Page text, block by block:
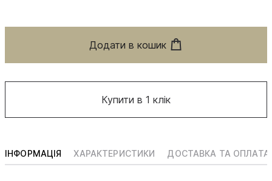
Додати в кошик
Купити в 1 клік
ІНФОРМАЦІЯ ХАРАКТЕРИСТИКИ ДОСТАВКА ТА ОПЛАТА